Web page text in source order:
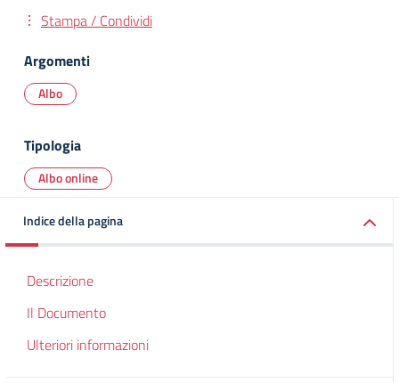
Stampa / Condividi
Argomenti
Albo
Tipologia
Albo online
Indice della pagina
Descrizione
Il Documento
Ulteriori informazioni